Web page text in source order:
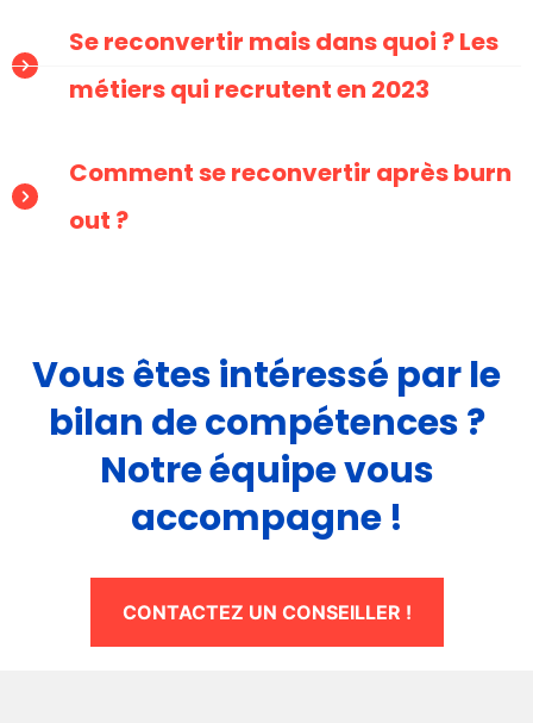
Se reconvertir mais dans quoi ? Les
métiers qui recrutent en 2023
Comment se reconvertir après burn
out ?
Vous êtes intéressé par le
bilan de compétences ?
Notre équipe vous
accompagne !
CONTACTEZ UN CONSEILLER !